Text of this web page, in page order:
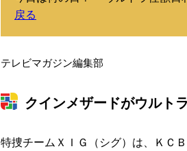
戻る
テレビマガジン編集部
クインメザードがウルト
特捜チームＸＩＧ（シグ）は、ＫＣ